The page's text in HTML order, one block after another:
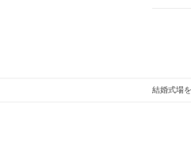
結婚式場